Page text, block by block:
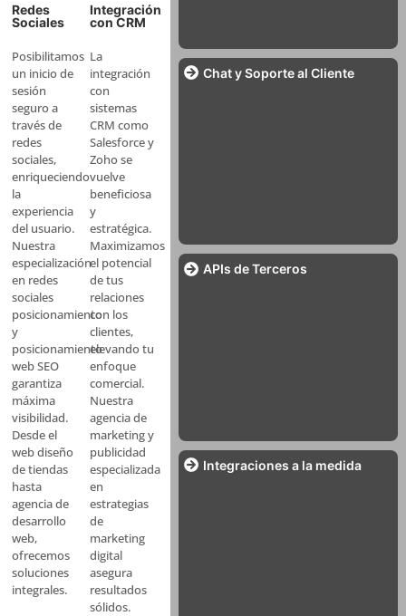
Chat y Soporte al Cliente
APIs de Terceros
Integraciones a la medida
Redes
Sociales
Posibilitamos
un inicio de
sesión
seguro a
través de
redes
sociales,
enriqueciendo
la
experiencia
del usuario.
Nuestra
especialización
en redes
sociales
posicionamiento
y
posicionamiento
web SEO
garantiza
máxima
visibilidad.
Desde el
web diseño
de tiendas
hasta
agencia de
desarrollo
web,
ofrecemos
soluciones
integrales.
Integración
con CRM
La
integración
con
sistemas
CRM como
Salesforce y
Zoho se
vuelve
beneficiosa
y
estratégica.
Maximizamos
el potencial
de tus
relaciones
con los
clientes,
elevando tu
enfoque
comercial.
Nuestra
agencia de
marketing y
publicidad
especializada
en
estrategias
de
marketing
digital
asegura
resultados
sólidos.